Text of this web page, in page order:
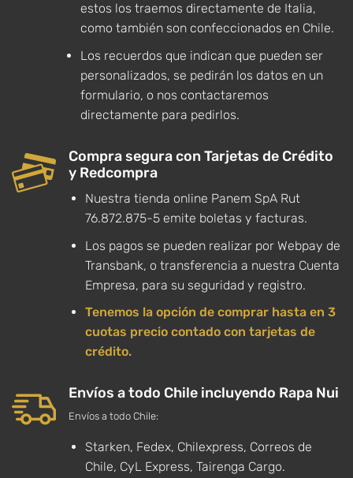
estos los traemos directamente de Italia,
como también son confeccionados en Chile.
Los recuerdos que indican que pueden ser
personalizados, se pedirán los datos en un
formulario, o nos contactaremos
directamente para pedirlos.
Compra segura con Tarjetas de Crédito
y Redcompra
Nuestra tienda online Panem SpA Rut
76.872.875-5 emite boletas y facturas.
Los pagos se pueden realizar por Webpay de
Transbank, o transferencia a nuestra Cuenta
Empresa, para su seguridad y registro.
Tenemos la opción de comprar hasta en 3
cuotas precio contado con tarjetas de
crédito.
Envíos a todo Chile incluyendo Rapa Nui
Envíos a todo Chile:
Starken, Fedex, Chilexpress, Correos de
Chile, CyL Express, Tairenga Cargo.